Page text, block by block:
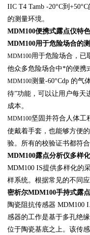
IIC T4 Tamb -20°C到
的测量环境。
MDM100便携式露点仪特
MDM100用于危险场合的
MDM100用于危险场合，已
他众多危险场合中*的便携
MDM100测量-60°Cdp 的气
待”功能，可以让用户每天
成本。
MDM100坚固并符合人体工
使戴着手套，也能够方便
验。所有的校验证书都符
MDM100露点分析仪多样
MDM100 IS提供多样化的
样系统。根据常见的不同
密析尔MDM100手持式露
陶瓷阻抗传感器 MDM100
感器的工作是基于多孔绝
位于陶瓷基底之上。该传